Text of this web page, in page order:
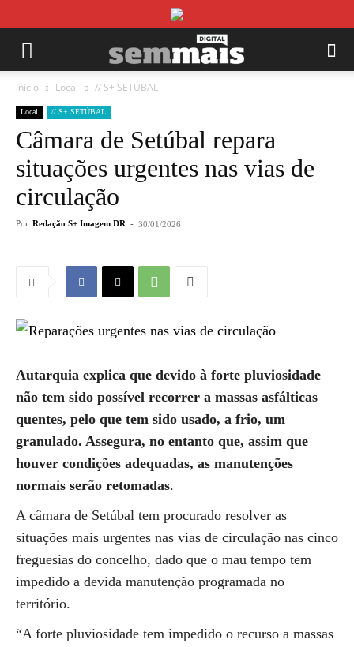
Início Local // S+ SETÚBAL
Local // S+ SETÚBAL
Câmara de Setúbal repara
situações urgentes nas vias de
circulação
Por Redação S+ Imagem DR - 30/01/2026
Autarquia explica que devido à forte pluviosidade
não tem sido possível recorrer a massas asfálticas
quentes, pelo que tem sido usado, a frio, um
granulado. Assegura, no entanto que, assim que
houver condições adequadas, as manutenções
normais serão retomadas.
A câmara de Setúbal tem procurado resolver as
situações mais urgentes nas vias de circulação nas cinco
freguesias do concelho, dado que o mau tempo tem
impedido a devida manutenção programada no
território.
“A forte pluviosidade tem impedido o recurso a massas